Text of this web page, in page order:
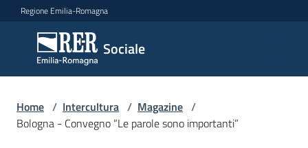
Vai al contenuto
Vai alla navigazione
Vai al footer
Regione Emilia-Romagna
Sociale
Sociale
Argomenti
Home / Intercultura / Magazine /
Bologna - Convegno “Le parole sono importanti”